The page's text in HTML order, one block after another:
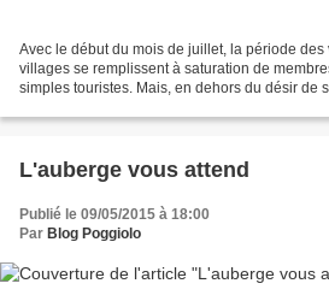
Avec le début du mois de juillet, la période
villages se remplissent à saturation de
simples touristes. Mais, en dehors du désir de
L'auberge vous attend
Publié le 09/05/2015 à 18:00
Par Blog Poggiolo